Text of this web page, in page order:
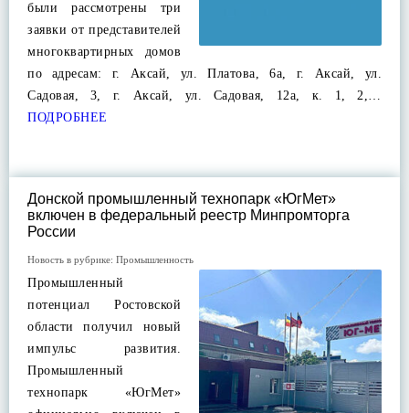
были рассмотрены три
заявки от представителей
многоквартирных домов
по адресам: г. Аксай, ул. Платова, 6а, г. Аксай, ул.
Садовая, 3, г. Аксай, ул. Садовая, 12а, к. 1, 2,…
ПОДРОБНЕЕ
Донской промышленный технопарк «ЮгМет»
включен в федеральный реестр Минпромторга
России
Новость в рубрике: Промышленность
Промышленный
потенциал Ростовской
области получил новый
импульс развития.
Промышленный
технопарк «ЮгМет»